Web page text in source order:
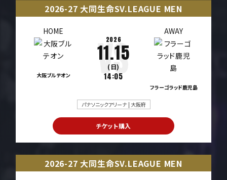
2026-27 大同生命SV.LEAGUE MEN
HOME
大阪ブルテオン
2026
11.15
(日)
14:05
AWAY
フラーゴラッド鹿児島
パナソニックアリーナ | 大阪府
チケット購入
2026-27 大同生命SV.LEAGUE MEN